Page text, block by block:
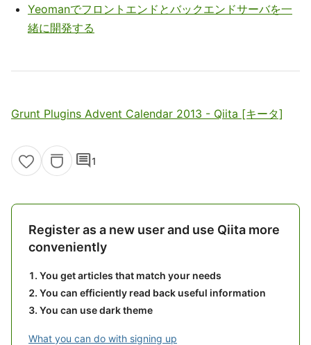
Yeomanでフロントエンドとバックエンドサーバを一
緒に開発する
Grunt Plugins Advent Calendar 2013 - Qiita [キータ]
comment1
Register as a new user and use Qiita more
conveniently
You get articles that match your needs
You can efficiently read back useful information
You can use dark theme
What you can do with signing up